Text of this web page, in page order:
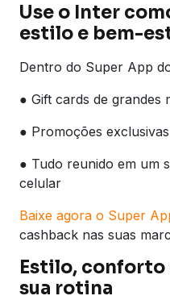
Use o Inter
estilo e bem-
Dentro do Super App
● Gift cards de grandes
● Promoções
● Tudo reunido em um
celular
Baixe agora o Super
cashback nas suas
Estilo, conforto
sua rotina